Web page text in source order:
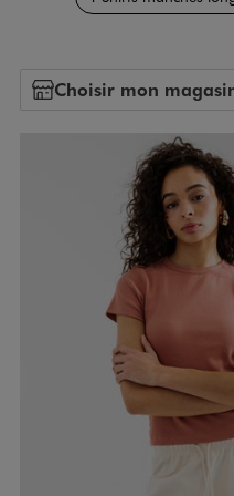
Choisir mon